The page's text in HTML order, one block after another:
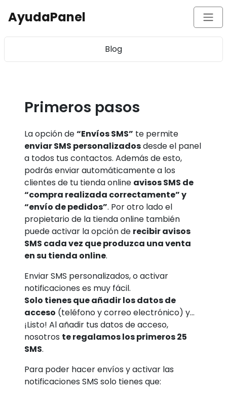
AyudaPanel
Blog
Primeros pasos
La opción de“Envíos SMS” te permite
enviar SMS personalizadosdesde el panel
a todos tus contactos. Además de esto,
podrás enviar automáticamente a los
clientes de tu tienda online avisos SMS de
“compra realizada correctamente” y
“envío de pedidos”. Por otro lado el
propietario de la tienda online también
puede activar la opción de recibir avisos
SMS cada vez que produzca una venta
en su tienda online.
Enviar SMS personalizados, o activar
notificaciones es muy fácil.
Solo tienes que añadir los datos de
acceso (teléfono y correo electrónico) y…
¡Listo! Al añadir tus datos de acceso,
nosotros te regalamos los primeros 25
SMS.
Para poder hacer envíos y activar las
notificaciones SMS solo tienes que: